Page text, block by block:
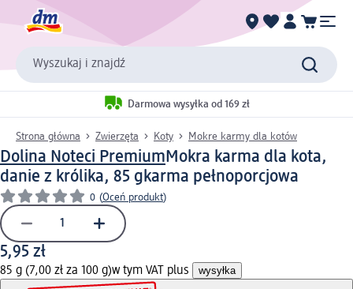
Wyszukaj i znajdź
Darmowa wysyłka od 169 zł
Strona główna Zwierzęta Koty Mokre karmy dla kotów
Dolina Noteci PremiumMokra karma dla kota,
danie z królika, 85 gkarma pełnoporcjowa
0 (Oceń produkt)
5,95 zł
85 g (7,00 zł za 100 g)w tym VAT plus wysyłka